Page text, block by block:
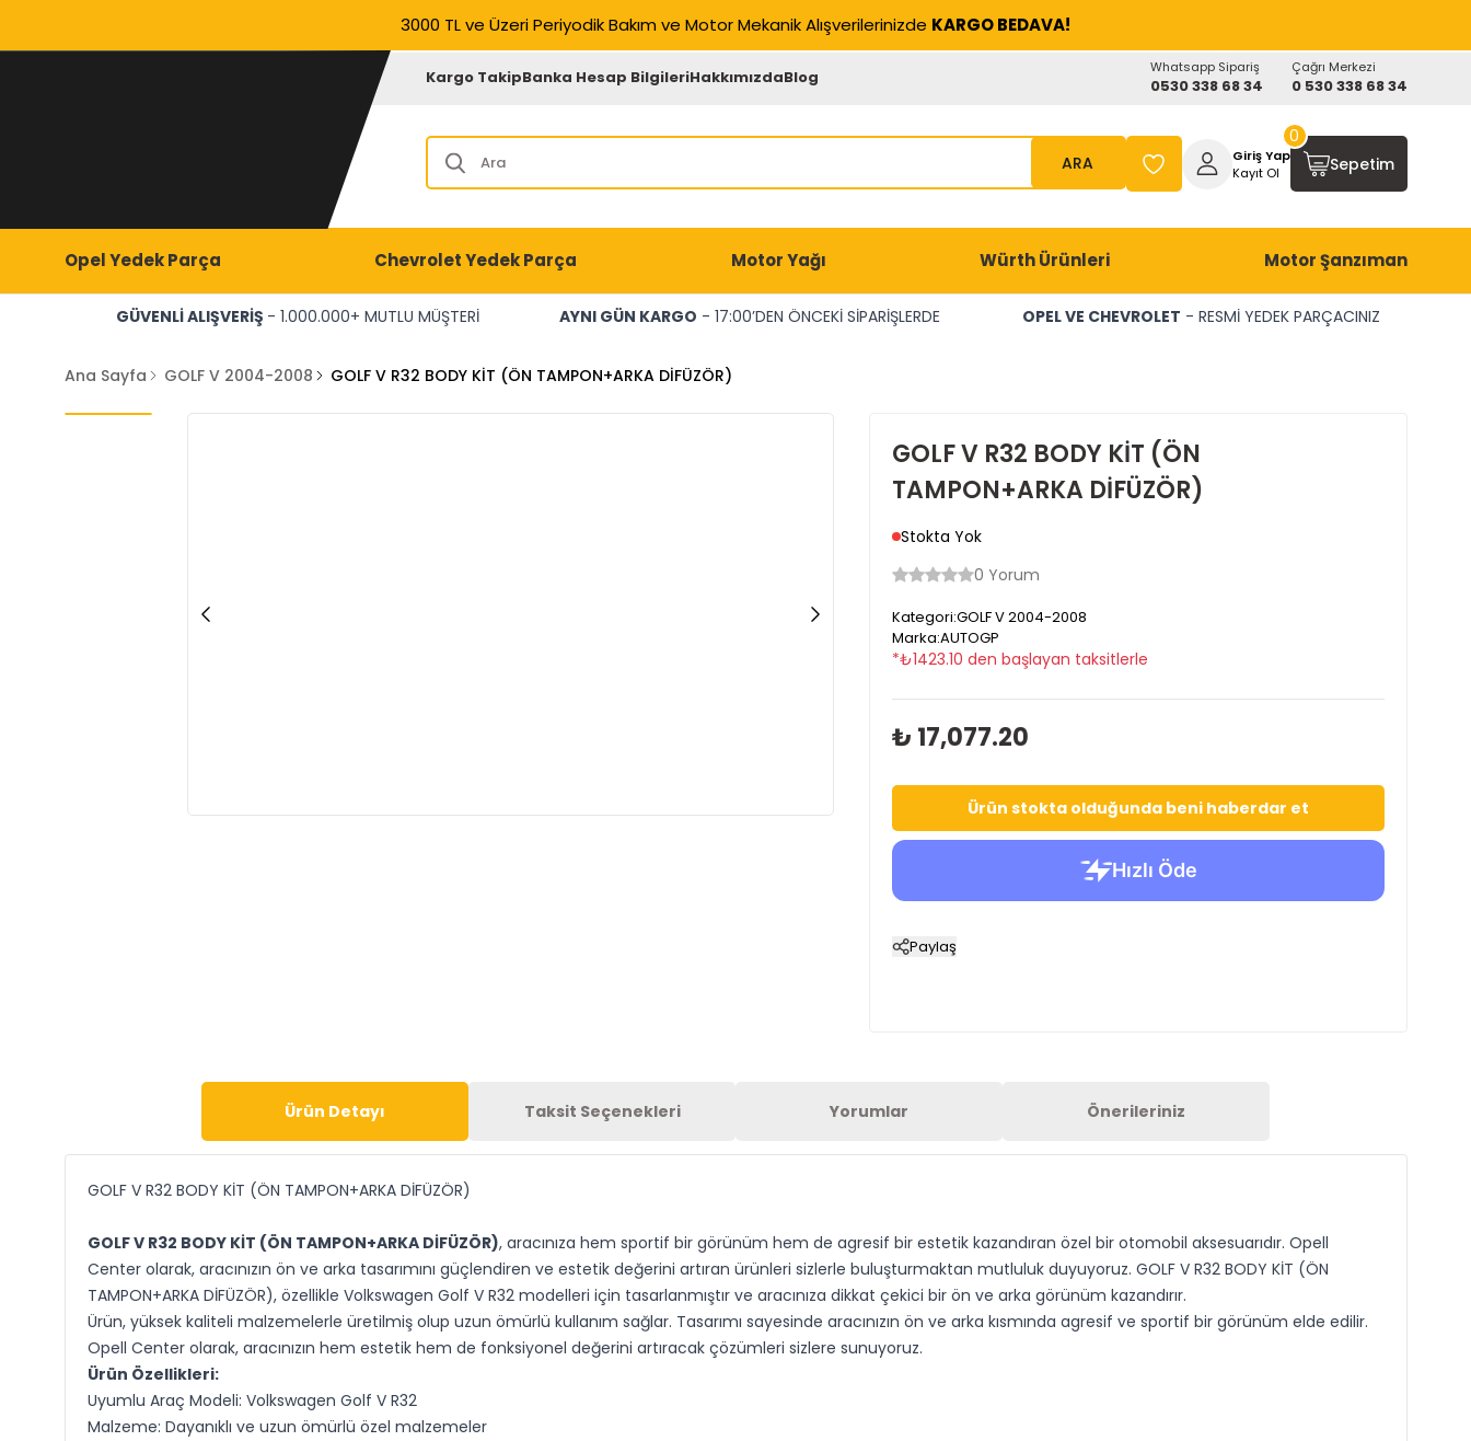
3000 TL ve Üzeri Periyodik Bakım ve Motor Mekanik Alışverilerinizde KARGO BEDAVA!
Kargo TakipBanka Hesap BilgileriHakkımızdaBlog Whatsapp Sipariş
0530 338 68 34
Çağrı Merkezi
0 530 338 68 34
ARA
Giriş Yap
Kayıt Ol
Sepetim
0
Opel Yedek Parça Chevrolet Yedek Parça Motor Yağı Würth Ürünleri Motor Şanzıman
GÜVENLİ ALIŞVERİŞ - 1.000.000+ MUTLU MÜŞTERİ AYNI GÜN KARGO - 17:00’DEN ÖNCEKİ SİPARİŞLERDE OPEL VE CHEVROLET - RESMİ YEDEK PARÇACINIZ
Ana Sayfa GOLF V 2004-2008 GOLF V R32 BODY KİT (ÖN TAMPON+ARKA DİFÜZÖR)
GOLF V R32 BODY KİT (ÖN
TAMPON+ARKA DİFÜZÖR)
Stokta Yok
0 Yorum
Kategori:GOLF V 2004-2008
Marka:AUTOGP
*₺1423.10 den başlayan taksitlerle
₺ 17,077.20
Ürün stokta olduğunda beni haberdar et
Paylaş
Ürün Detayı Taksit Seçenekleri Yorumlar Önerileriniz
GOLF V R32 BODY KİT (ÖN TAMPON+ARKA DİFÜZÖR)
GOLF V R32 BODY KİT (ÖN TAMPON+ARKA DİFÜZÖR), aracınıza hem sportif bir görünüm hem de agresif bir estetik kazandıran özel bir otomobil aksesuarıdır. Opell
Center olarak, aracınızın ön ve arka tasarımını güçlendiren ve estetik değerini artıran ürünleri sizlerle buluşturmaktan mutluluk duyuyoruz. GOLF V R32 BODY KİT (ÖN
TAMPON+ARKA DİFÜZÖR), özellikle Volkswagen Golf V R32 modelleri için tasarlanmıştır ve aracınıza dikkat çekici bir ön ve arka görünüm kazandırır.
Ürün, yüksek kaliteli malzemelerle üretilmiş olup uzun ömürlü kullanım sağlar. Tasarımı sayesinde aracınızın ön ve arka kısmında agresif ve sportif bir görünüm elde edilir.
Opell Center olarak, aracınızın hem estetik hem de fonksiyonel değerini artıracak çözümleri sizlere sunuyoruz.
Ürün Özellikleri:
Uyumlu Araç Modeli: Volkswagen Golf V R32
Malzeme: Dayanıklı ve uzun ömürlü özel malzemeler